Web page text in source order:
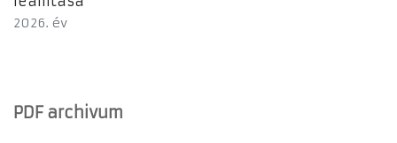
2026. év
PDF archivum